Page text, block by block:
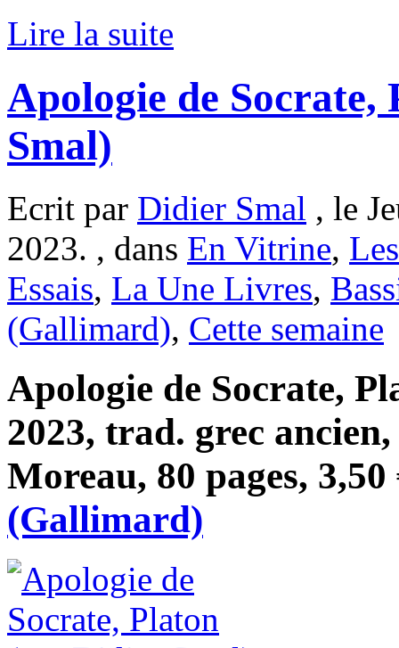
Lire la suite
Apologie de
Smal)
Ecrit par Didier Smal , le
2023. , dans En Vitrine,
Essais, La Une Livres,
(Gallimard), Cette semaine
Apologie de Socrate,
2023, trad. grec
Moreau, 80 pages,
(Gallimard)